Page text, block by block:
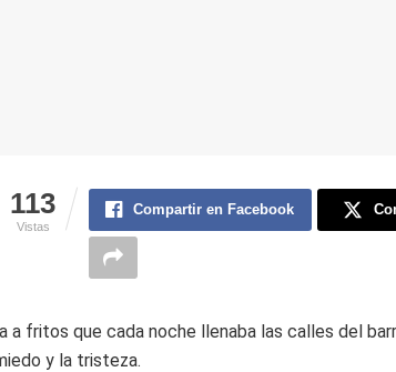
113
Vistas
Compartir en Facebook
a fritos que cada noche llenaba las calles del
y la tristeza.